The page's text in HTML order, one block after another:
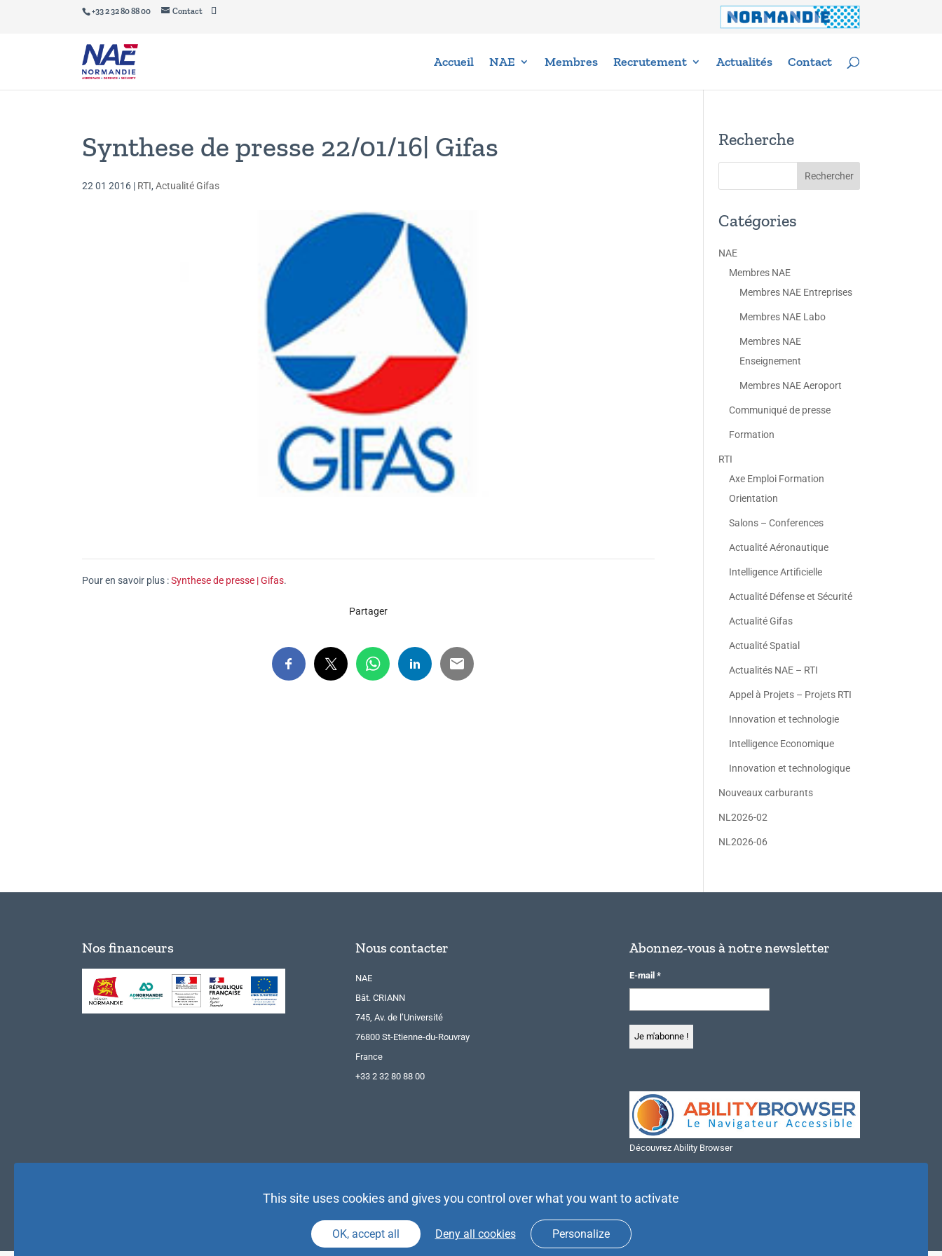
+33 2 32 80 88 00 Contact
Accueil NAE Membres Recrutement Actualités Contact
Synthese de presse 22/01/16| Gifas
22 01 2016 | RTI, Actualité Gifas
Pour en savoir plus :Synthese de presse | Gifas.
Partager
Recherche
Catégories
NAE
Membres NAE
Membres NAE Entreprises
Membres NAE Labo
Membres NAE
Enseignement
Membres NAE Aeroport
Communiqué de presse
Formation
RTI
Axe Emploi Formation
Orientation
Salons – Conferences
Actualité Aéronautique
Intelligence Artificielle
Actualité Défense et Sécurité
Actualité Gifas
Actualité Spatial
Actualités NAE – RTI
Appel à Projets – Projets RTI
Innovation et technologie
Intelligence Economique
Innovation et technologique
Nouveaux carburants
NL2026-02
NL2026-06
Nos financeurs Nous contacter
NAE
Bât. CRIANN
745, Av. de l’Université
76800 St-Etienne-du-Rouvray
France
+33 2 32 80 88 00
Abonnez-vous à notre newsletter
E-mail *
Découvrez Ability Browser
This site uses cookies and gives you control over what you want to activate
OK, accept all Deny all cookies Personalize